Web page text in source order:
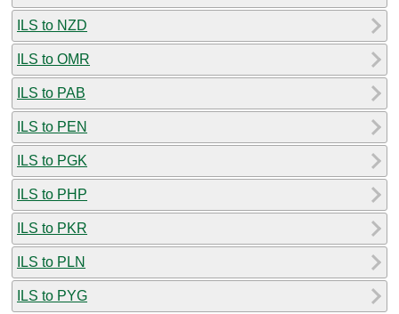
ILS to NZD
ILS to OMR
ILS to PAB
ILS to PEN
ILS to PGK
ILS to PHP
ILS to PKR
ILS to PLN
ILS to PYG